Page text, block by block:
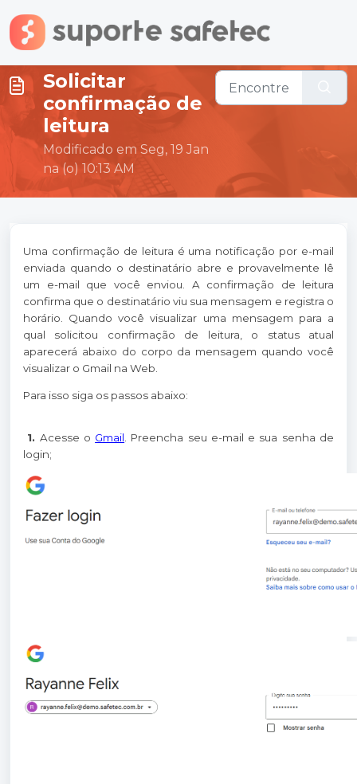
Ir para o conteúdo principal
Solicitar
confirmação de
leitura
Modificado em Seg, 19 Jan
na (o) 10:13 AM
Uma confirmação de leitura é uma notificação por e-mail
enviada quando o destinatário abre e provavelmente lê
um e-mail que você enviou. A confirmação de leitura
confirma que o destinatário viu sua mensagem e registra o
horário. Quando você visualizar uma mensagem para a
qual solicitou confirmação de leitura, o status atual
aparecerá abaixo do corpo da mensagem quando você
visualizar o Gmail na Web.
Para isso siga os passos abaixo:
1. Acesse o Gmail . Preencha seu e-mail e sua senha de
login;